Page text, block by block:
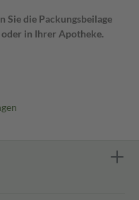
Sie die Packungsbeilage
in Ihrer Apotheke.